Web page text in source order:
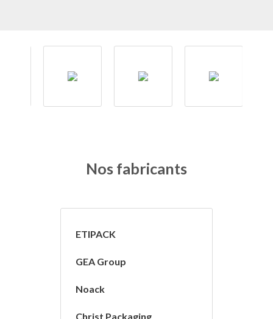
Nos fabricants
ETIPACK
GEA Group
Noack
Christ Packaging